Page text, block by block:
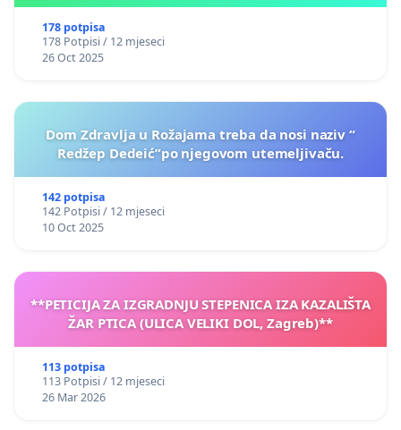
178 potpisa
178 Potpisi / 12 mjeseci
26 Oct 2025
Dom Zdravlja u Rožajama treba da nosi naziv “
Redžep Dedeić”po njegovom utemeljivaču.
142 potpisa
142 Potpisi / 12 mjeseci
10 Oct 2025
**PETICIJA ZA IZGRADNJU STEPENICA IZA KAZALIŠTA
ŽAR PTICA (ULICA VELIKI DOL, Zagreb)**
113 potpisa
113 Potpisi / 12 mjeseci
26 Mar 2026